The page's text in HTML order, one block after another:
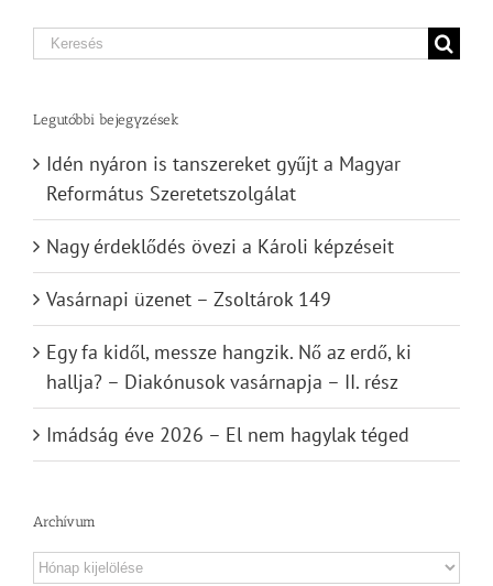
Search
Legutóbbi bejegyzések
Idén nyáron is tanszereket gyűjt a Magyar
Református Szeretetszolgálat
Nagy érdeklődés övezi a Károli képzéseit
Vasárnapi üzenet – Zsoltárok 149
Egy fa kidől, messze hangzik. Nő az erdő, ki
hallja? – Diakónusok vasárnapja – II. rész
Imádság éve 2026 – El nem hagylak téged
Archívum
Archívum